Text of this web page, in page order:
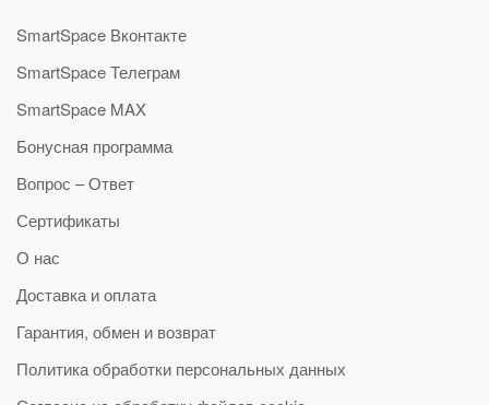
SmartSpace Вконтакте
SmartSpace Телеграм
SmartSpace MAX
Бонусная программа
Вопрос – Ответ
Сертификаты
О нас
Доставка и оплата
Гарантия, обмен и возврат
Политика обработки персональных данных